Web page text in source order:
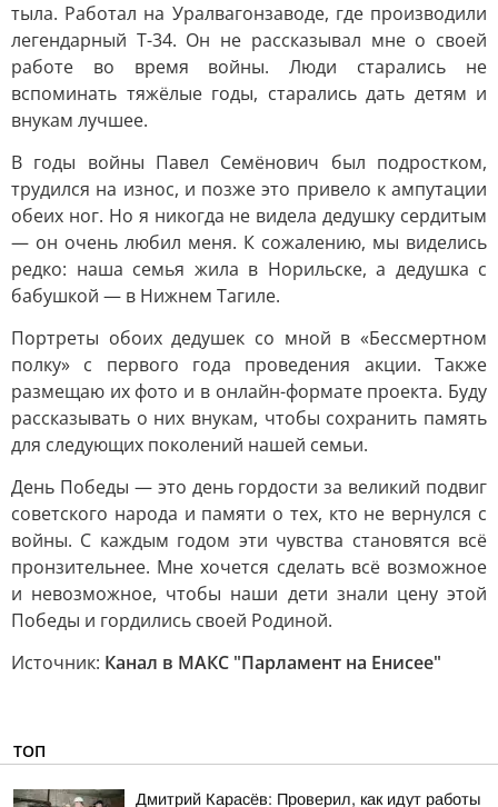
тыла. Работал на Уралвагонзаводе, где производили
легендарный Т-34. Он не рассказывал мне о своей
работе во время войны. Люди старались не
вспоминать тяжёлые годы, старались дать детям и
внукам лучшее.
В годы войны Павел Семёнович был подростком,
трудился на износ, и позже это привело к ампутации
обеих ног. Но я никогда не видела дедушку сердитым
— он очень любил меня. К сожалению, мы виделись
редко: наша семья жила в Норильске, а дедушка с
бабушкой — в Нижнем Тагиле.
Портреты обоих дедушек со мной в «Бессмертном
полку» с первого года проведения акции. Также
размещаю их фото и в онлайн-формате проекта. Буду
рассказывать о них внукам, чтобы сохранить память
для следующих поколений нашей семьи.
День Победы — это день гордости за великий подвиг
советского народа и памяти о тех, кто не вернулся с
войны. С каждым годом эти чувства становятся всё
пронзительнее. Мне хочется сделать всё возможное
и невозможное, чтобы наши дети знали цену этой
Победы и гордились своей Родиной.
Источник: Канал в МАКС "Парламент на Енисее"
ТОП
Дмитрий Карасёв: Проверил, как идут работы